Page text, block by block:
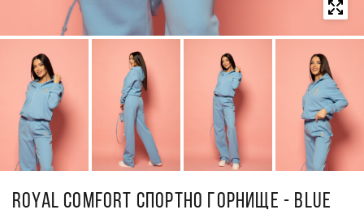
ROYAL COMFORT СПОРТНО ГОРНИЩЕ - BLUE